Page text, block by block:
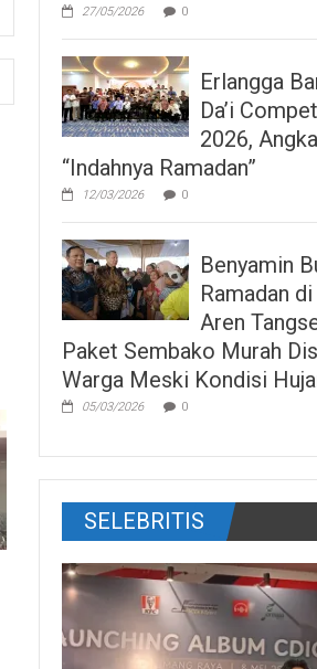
27/05/2026 0
Erlangga
Da’i
2026,
“Indahnya Ramadan”
12/03/2026 0
Benyamin
Ramadan
Aren
Paket Sembako Murah
Warga Meski Kondisi
05/03/2026 0
SELEBRITIS